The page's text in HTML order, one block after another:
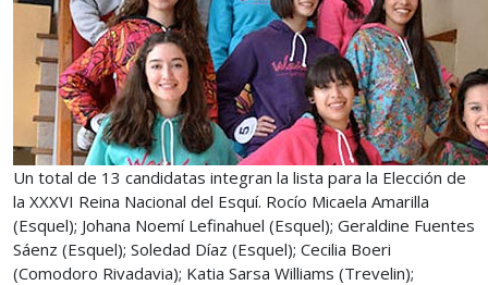
Un total de 13 candidatas integran la lista para la Elección de
la XXXVI Reina Nacional del Esquí. Rocío Micaela Amarilla
(Esquel); Johana Noemí Lefinahuel (Esquel); Geraldine Fuentes
Sáenz (Esquel); Soledad Díaz (Esquel); Cecilia Boeri
(Comodoro Rivadavia); Katia Sarsa Williams (Trevelin);